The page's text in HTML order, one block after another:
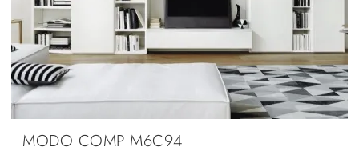
MODO COMP M6C94